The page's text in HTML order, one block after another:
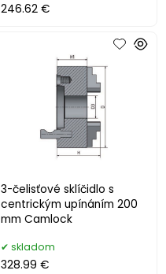
246.62 €
3-čelisťové sklíčidlo s
centrickým upínáním 200
mm Camlock
skladom
328.99 €